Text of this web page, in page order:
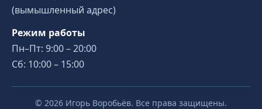
(вымышленный адрес)
Режим работы
Пн–Пт: 9:00 – 20:00
Сб: 10:00 – 15:00
© 2026 Игорь Воробьёв. Все права защищены.